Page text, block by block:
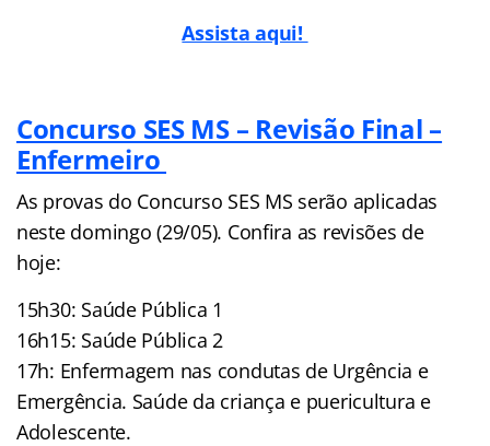
Assista aqui!
Concurso SES MS – Revisão Final –
Enfermeiro
As provas do Concurso SES MS serão aplicadas
neste domingo (29/05). Confira as revisões de
hoje:
15h30: Saúde Pública 1
16h15: Saúde Pública 2
17h: Enfermagem nas condutas de Urgência e
Emergência. Saúde da criança e puericultura e
Adolescente.